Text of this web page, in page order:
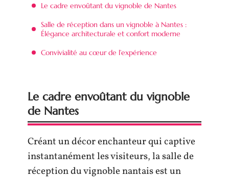
Le cadre envoûtant du vignoble de Nantes
Salle de réception dans un vignoble à Nantes :
Élégance architecturale et confort moderne
Convivialité au cœur de l’expérience
Le cadre envoûtant du vignoble
de Nantes
Créant un décor enchanteur qui captive
instantanément les visiteurs, la salle de
réception du vignoble nantais est un